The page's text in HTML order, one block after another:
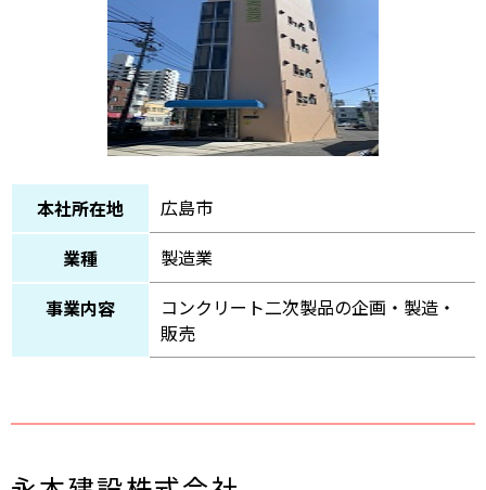
本社所在地
広島市
業種
製造業
事業内容
コンクリート二次製品の企画・製造・
販売